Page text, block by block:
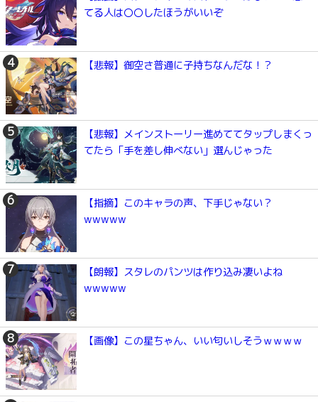
てる人は〇〇したほうがいいぞ
【悲報】御空さ普通に子持ちなんだな！？
【悲報】メインストーリー進めててタップしまくっ
てたら「手を差し伸べない」選んじゃった
【指摘】このキャラの声、下手じゃない？
wwwww
【朗報】スタレのパンツは作り込み凄いよね
wwwww
【画像】この星ちゃん、いい匂いしそうｗｗｗｗ